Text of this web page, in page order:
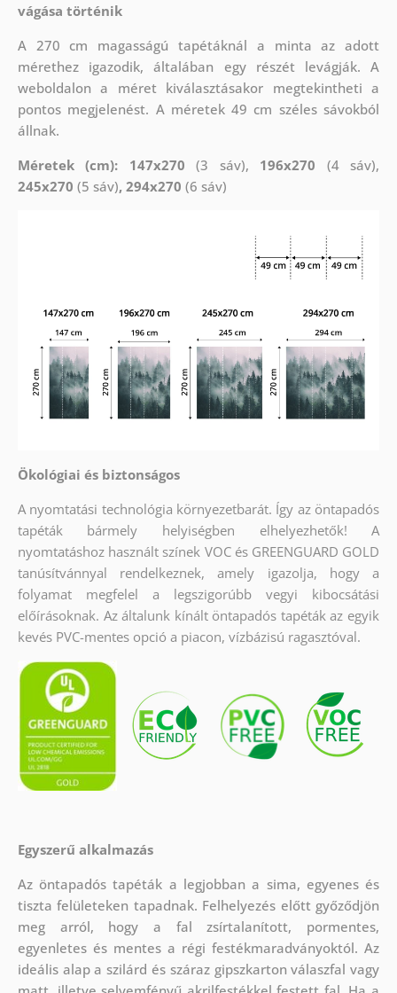
vágása történik
A 270 cm magasságú tapétáknál a minta az adott
mérethez igazodik, általában egy részét levágják. A
weboldalon a méret kiválasztásakor megtekintheti a
pontos megjelenést. A méretek 49 cm széles sávokból
állnak.
Méretek (cm): 147x270 (3 sáv), 196x270 (4 sáv),
245x270 (5 sáv), 294x270 (6 sáv)
Ökológiai és biztonságos
A nyomtatási technológia környezetbarát. Így az öntapadós
tapéták bármely helyiségben elhelyezhetők! A
nyomtatáshoz használt színek VOC és GREENGUARD GOLD
tanúsítvánnyal rendelkeznek, amely igazolja, hogy a
folyamat megfelel a legszigorúbb vegyi kibocsátási
előírásoknak. Az általunk kínált öntapadós tapéták az egyik
kevés PVC-mentes opció a piacon, vízbázisú ragasztóval.
Egyszerű alkalmazás
Az öntapadós tapéták a legjobban a sima, egyenes és
tiszta felületeken tapadnak. Felhelyezés előtt győződjön
meg arról, hogy a fal zsírtalanított, pormentes,
egyenletes és mentes a régi festékmaradványoktól. Az
ideális alap a szilárd és száraz gipszkarton válaszfal vagy